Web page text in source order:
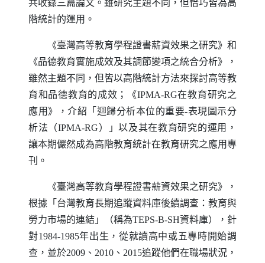
共收錄三篇論文。雖研究主題不同，但恰巧皆為高
階統計的運用。
《臺灣高等教育學程證書薪資效果之研究》和
《品德教育實施成效及其調節變項之統合分析》，
雖然主題不同，但皆以高階統計方法來探討高等教
育和品德教育的成效；《IPMA-RG在教育研究之
應用》，介紹「迴歸分析本位的重要-表現圖示分
析法（IPMA-RG）」以及其在教育研究的運用，
讓本期儼然成為高階教育統計在教育研究之應用專
刊。
《臺灣高等教育學程證書薪資效果之研究》，
根據「台灣教育長期追蹤資料庫後續調查：教育與
勞力市場的連結」（稱為TEPS-B-SH資料庫），針
對1984-1985年出生，從就讀高中或五專時開始調
查，並於2009、2010、2015追蹤他們在職場狀況，